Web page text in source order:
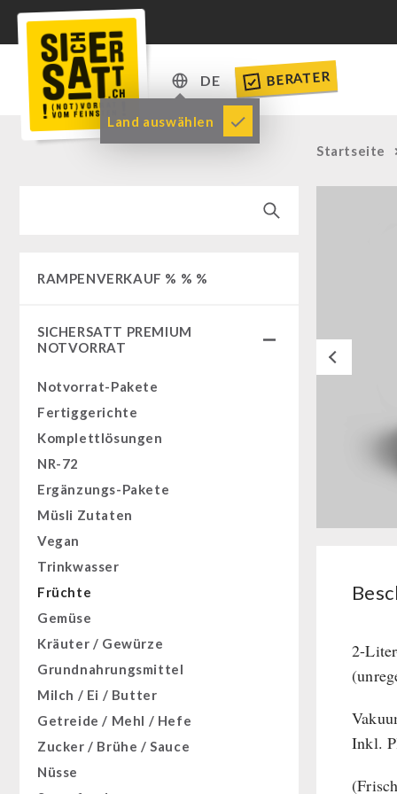
DE
DE
EN
Land auswählen
BERATER
RAMPENVERKAUF % % %
SICHERSATT PREMIUM
NOTVORRAT
Notvorrat-Pakete
Fertiggerichte
Komplettlösungen
NR-72
Ergänzungs-Pakete
Müsli Zutaten
Vegan
Trinkwasser
Früchte
Gemüse
Kräuter / Gewürze
Grundnahrungsmittel
Milch / Ei / Butter
Getreide / Mehl / Hefe
Zucker / Brühe / Sauce
Nüsse
Startseite
2-
Inkl.